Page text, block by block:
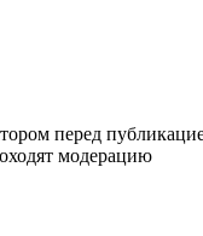
перед
модерацию